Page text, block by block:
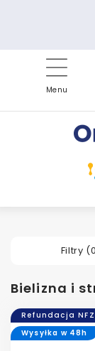
Menu
Filtry (0
Bielizna i
Refundacja NFZ
Wysyłka w 48h